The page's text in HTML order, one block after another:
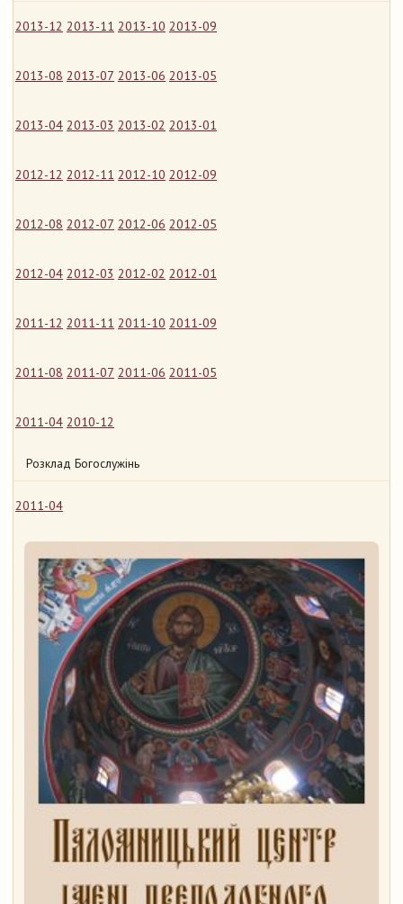
2013-12 2013-11 2013-10 2013-09
2013-08 2013-07 2013-06 2013-05
2013-04 2013-03 2013-02 2013-01
2012-12 2012-11 2012-10 2012-09
2012-08 2012-07 2012-06 2012-05
2012-04 2012-03 2012-02 2012-01
2011-12 2011-11 2011-10 2011-09
2011-08 2011-07 2011-06 2011-05
2011-04 2010-12
Розклад Богослужінь
2011-04